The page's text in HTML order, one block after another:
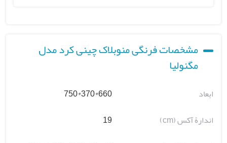
مشخصات فرنگی منوبلاک چینی کرد مدل
مگنولیا
ابعاد
660*370*750
اندارۀ آکس (cm)
19